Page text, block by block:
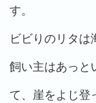
す。
ビビりのリタは
飼い主はあっと
て、崖をよじ登